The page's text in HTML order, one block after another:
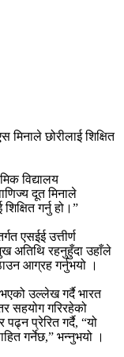
मिनाले छोरीलाई शिक्षित
विद्यालय
दूत मिनाले
गर्नु हो।”
एसईई उत्तीर्ण
अतिथि रहनुहुँदा उहाँले
आग्रह गर्नुभयो ।
भएको उल्लेख गर्दै भारत
सहयोग गरिरहेको
प्रेरित गर्दै, “यो
गर्नेछ,” भन्नुभयो ।